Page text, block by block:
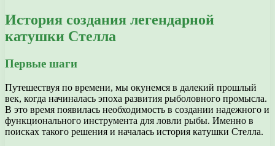
История создания легендарной
катушки Стелла
Первые шаги
Путешествуя по времени, мы окунемся в далекий прошлый
век, когда начиналась эпоха развития рыболовного промысла.
В это время появилась необходимость в создании надежного и
функционального инструмента для ловли рыбы. Именно в
поисках такого решения и началась история катушки Стелла.